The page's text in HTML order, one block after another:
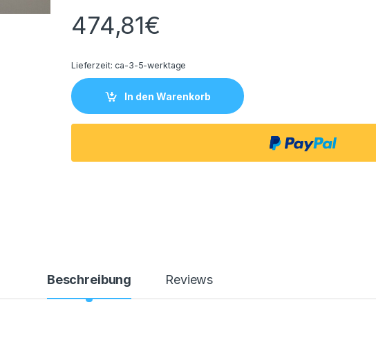
474,81€
Lieferzeit:ca-3-5-werktage
In den Warenkorb
Beschreibung Reviews